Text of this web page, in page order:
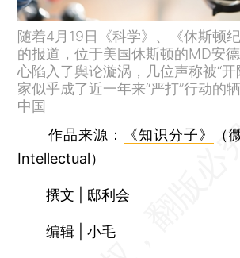
随着4月19日《科学》、《休斯顿
的报道，位于美国休斯顿的MD安
心陷入了舆论漩涡，几位声称被“开
家似乎成了近一年来“严打”行动的
中国
作品来源：
《知识分子》
（
Intellectual）
撰文 | 邸利会
编辑 | 小毛